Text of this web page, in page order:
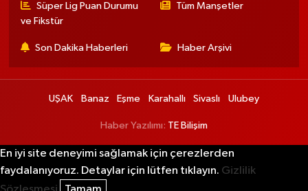
Süper Lig Puan Durumu
ve Fikstür
Tüm Manşetler
Son Dakika Haberleri Haber Arşivi
UŞAK Banaz Eşme Karahallı Sivaslı Ulubey
Haber Yazılımı: TE Bilişim
En iyi site deneyimi sağlamak için çerezlerden
faydalanıyoruz. Detaylar için lütfen tıklayın. Gizlilik